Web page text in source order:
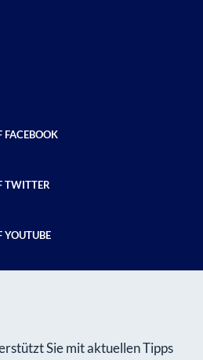
FACEBOOK
TWITTER
YOUTUBE
Sie mit aktuellen Tipps